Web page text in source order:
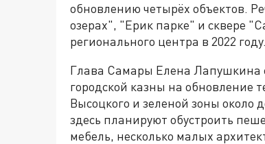
обновлению четырёх объектов.
озерах", "Ерик парке" и сквере
регионального центра в 2022 году.
Глава Самары Елена Лапушкина
городской казны на обновление
Высоцкого и зеленой зоны около
здесь планируют обустроить
мебель, несколько малых